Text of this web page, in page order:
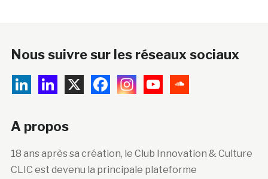
Nous suivre sur les réseaux sociaux
A propos
18 ans après sa création, le Club Innovation & Culture
CLIC est devenu la principale plateforme